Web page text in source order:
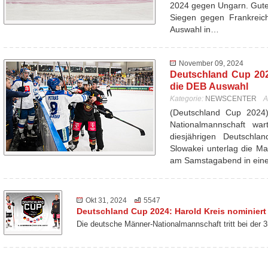
2024 gegen Ungarn.
Siegen gegen
Auswahl in…
November 09, 2024
Deutschland Cup
die DEB Auswahl
Kategorie: NEWSCENTER
(Deutschland Cup
Nationalmannschaft
diesjährigen
Slowakei unterlag die
am Samstagabend in
Okt 31, 2024 5547
Deutschland Cup 2024: Harold Kreis
Die deutsche Männer-Nationalmannschaft tritt bei der